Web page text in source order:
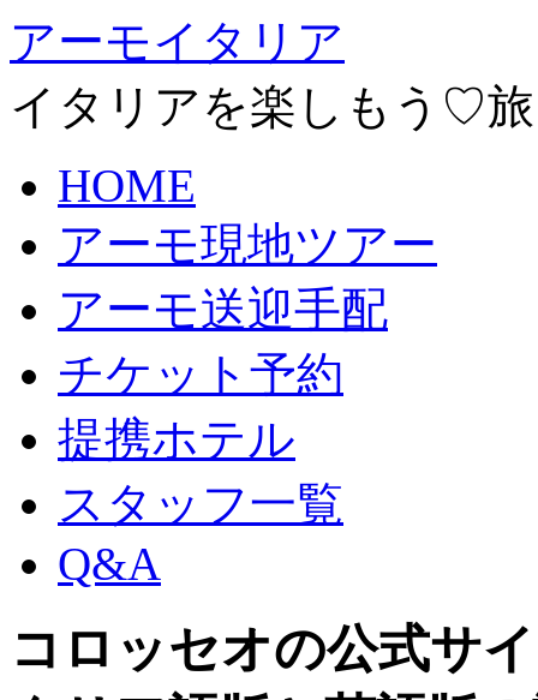
アーモイタリア
イタリアを楽しもう♡
HOME
アーモ現地ツアー
アーモ送迎手配
チケット予約
提携ホテル
スタッフ一覧
Q&A
コロッセオの公式サ